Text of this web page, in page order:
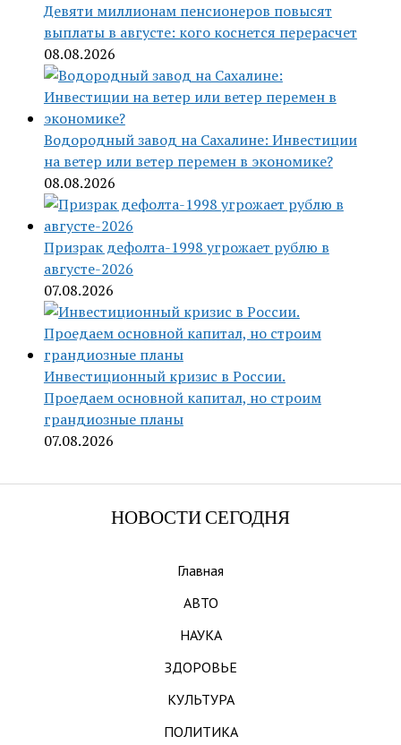
Девяти миллионам пенсионеров повысят
выплаты в августе: кого коснется перерасчет
08.08.2026
Водородный завод на Сахалине: Инвестиции
на ветер или ветер перемен в экономике?
08.08.2026
Призрак дефолта-1998 угрожает рублю в
августе-2026
07.08.2026
Инвестиционный кризис в России.
Проедаем основной капитал, но строим
грандиозные планы
07.08.2026
НОВОСТИ СЕГОДНЯ
Главная
АВТО
НАУКА
ЗДОРОВЬЕ
КУЛЬТУРА
ПОЛИТИКА